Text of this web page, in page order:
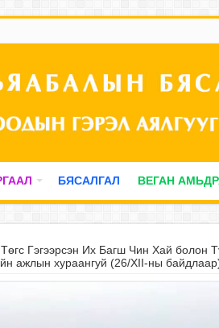
БЯСАЛГАЛ ВЕГАН
Төгс Гэгээрсэн Их Багш Чин Хай болон
ажлын хураангуй (26/XII-ны